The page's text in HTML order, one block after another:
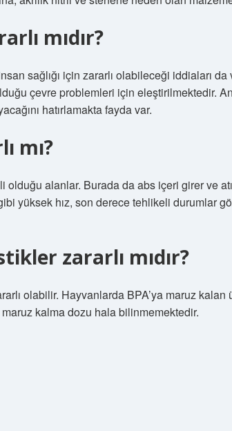
mıdır?
sağlığı için zararlı olabileceği iddiaları da
çevre problemleri için eleştirilmektedir.
hatırlamakta fayda var.
mı?
alanlar. Burada da abs içeri girer ve
yüksek hız, son derece tehlikeli durumlar
zararlı mıdır?
olabilir. Hayvanlarda BPA’ya maruz
kalma dozu hala bilinmemektedir.